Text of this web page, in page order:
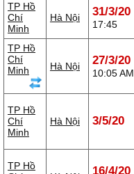
TP Hồ
Chí
Minh
Hà Nội 31/3/20
17:45
TP Hồ
Chí
Minh
Hà Nội 27/3/20
10:05 AM
TP Hồ
Chí
Minh
Hà Nội 3/5/20
TP Hồ
16/4/20